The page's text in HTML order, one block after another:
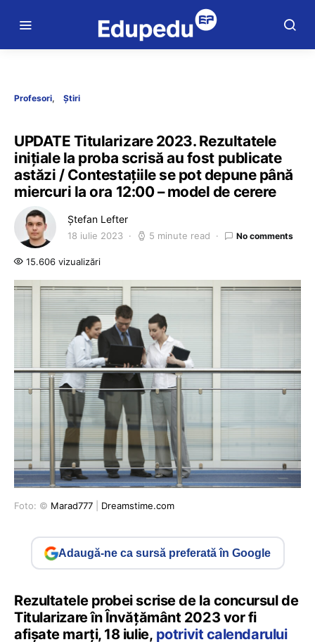
Profesori Știri
UPDATE Titularizare 2023. Rezultatele
inițiale la proba scrisă au fost publicate
astăzi / Contestațiile se pot depune până
miercuri la ora 12:00 – model de cerere
Ștefan Lefter
18 iulie 2023 5 minute read No comments
15.606 vizualizări
Foto: © Marad777 Dreamstime.com
Adaugă-ne ca sursă preferată în Google
Rezultatele probei scrise de la concursul de
Titularizare în Învățământ 2023 vor fi
afișate marți, 18 iulie, potrivit calendarului